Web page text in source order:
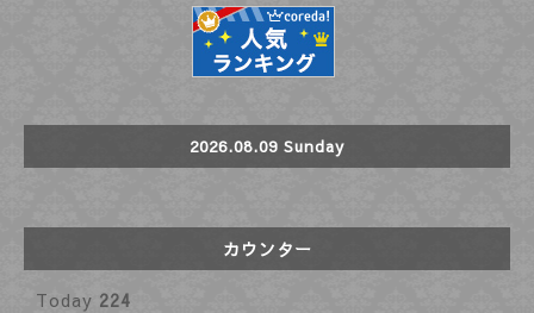
2026.08.09 Sunday
カウンター
Today 224